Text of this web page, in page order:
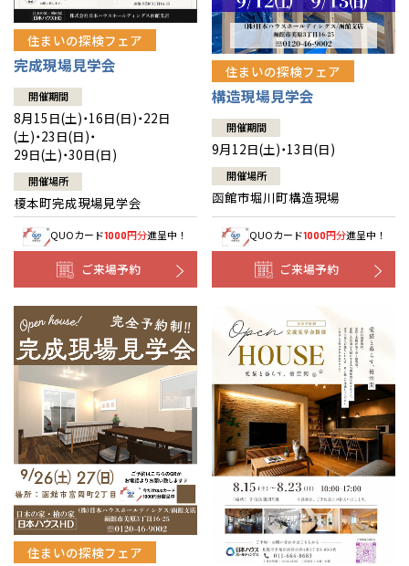
住まいの探検フェア
完成現場見学会
開催期間
8月15日(土)・16日(日)・22日
(土)・23日(日)・
29日(土)・30日(日)
開催場所
榎本町完成現場見学会
QUOカード1000円分進呈中！
ご来場予約
住まいの探検フェア
構造現場見学会
開催期間
9月12日(土)・13日(日)
開催場所
函館市堀川町構造現場
QUOカード1000円分進呈中！
ご来場予約
住まいの探検フェア